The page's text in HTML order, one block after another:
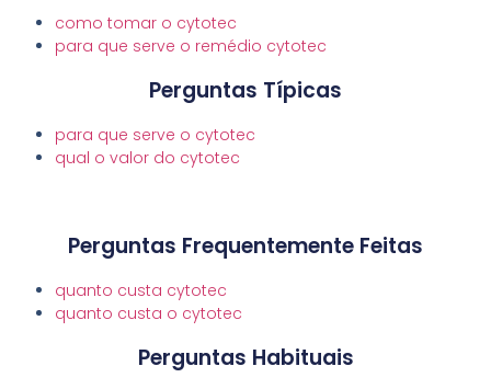
como tomar o cytotec
para que serve o remédio cytotec
Perguntas Típicas
para que serve o cytotec
qual o valor do cytotec
Perguntas Frequentemente Feitas
quanto custa cytotec
quanto custa o cytotec
Perguntas Habituais